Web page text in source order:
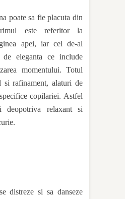
poate sa fie placuta din
este referitor la
apei, iar cel de-al
eleganta ce include
momentului. Totul
si rafinament, alaturi de
copilariei. Astfel
relaxant si
distreze si sa danseze